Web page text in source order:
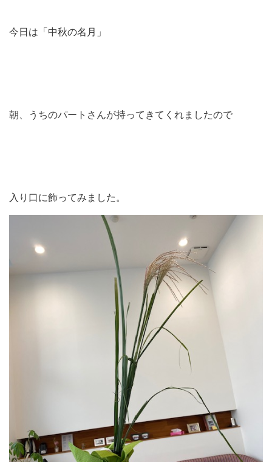
今日は「中秋の名月」
朝、うちのパートさんが持ってきてくれましたので
入り口に飾ってみました。